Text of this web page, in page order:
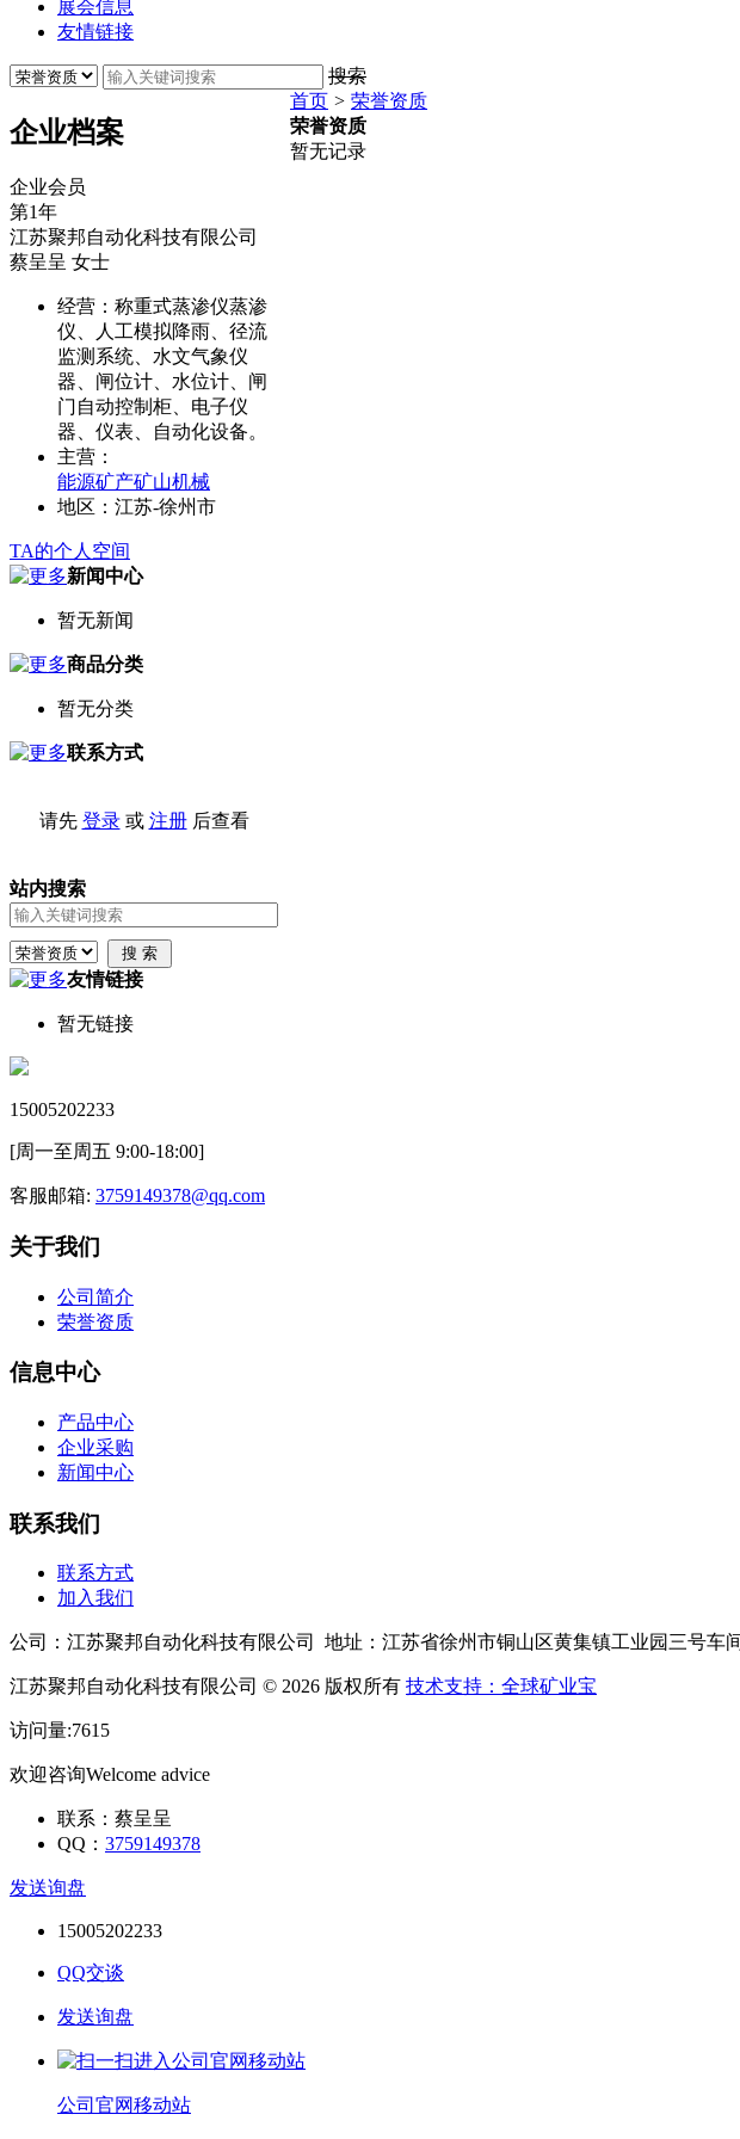
展会信息
友情链接
搜索
企业档案
企业会员
第1年
江苏聚邦自动化科技有限公司
蔡呈呈 女士
经营： 称重式蒸渗仪蒸渗
仪、人工模拟降雨、径流
监测系统、水文气象仪
器、闸位计、水位计、闸
门自动控制柜、电子仪
器、仪表、自动化设备。
主营：
能源矿产矿山机械
地区： 江苏-徐州市
TA的个人空间
新闻中心
暂无新闻
商品分类
暂无分类
联系方式
请先 登录或 注册后查看
站内搜索
友情链接
暂无链接
首页 > 荣誉资质
荣誉资质
暂无记录
15005202233
[周一至周五 9:00-18:00]
客服邮箱: 3759149378@qq.com
关于我们
公司简介
荣誉资质
信息中心
产品中心
企业采购
新闻中心
联系我们
联系方式
加入我们
公司：江苏聚邦自动化科技有限公司 地址：江苏省徐州市铜山区黄集镇工业园三号车间
江苏聚邦自动化科技有限公司 © 2026 版权所有 技术支持：全球矿业宝
访问量:7615
欢迎咨询Welcome advice
联系：蔡呈呈
QQ： 3759149378
发送询盘
15005202233
QQ交谈
发送询盘
公司官网移动站